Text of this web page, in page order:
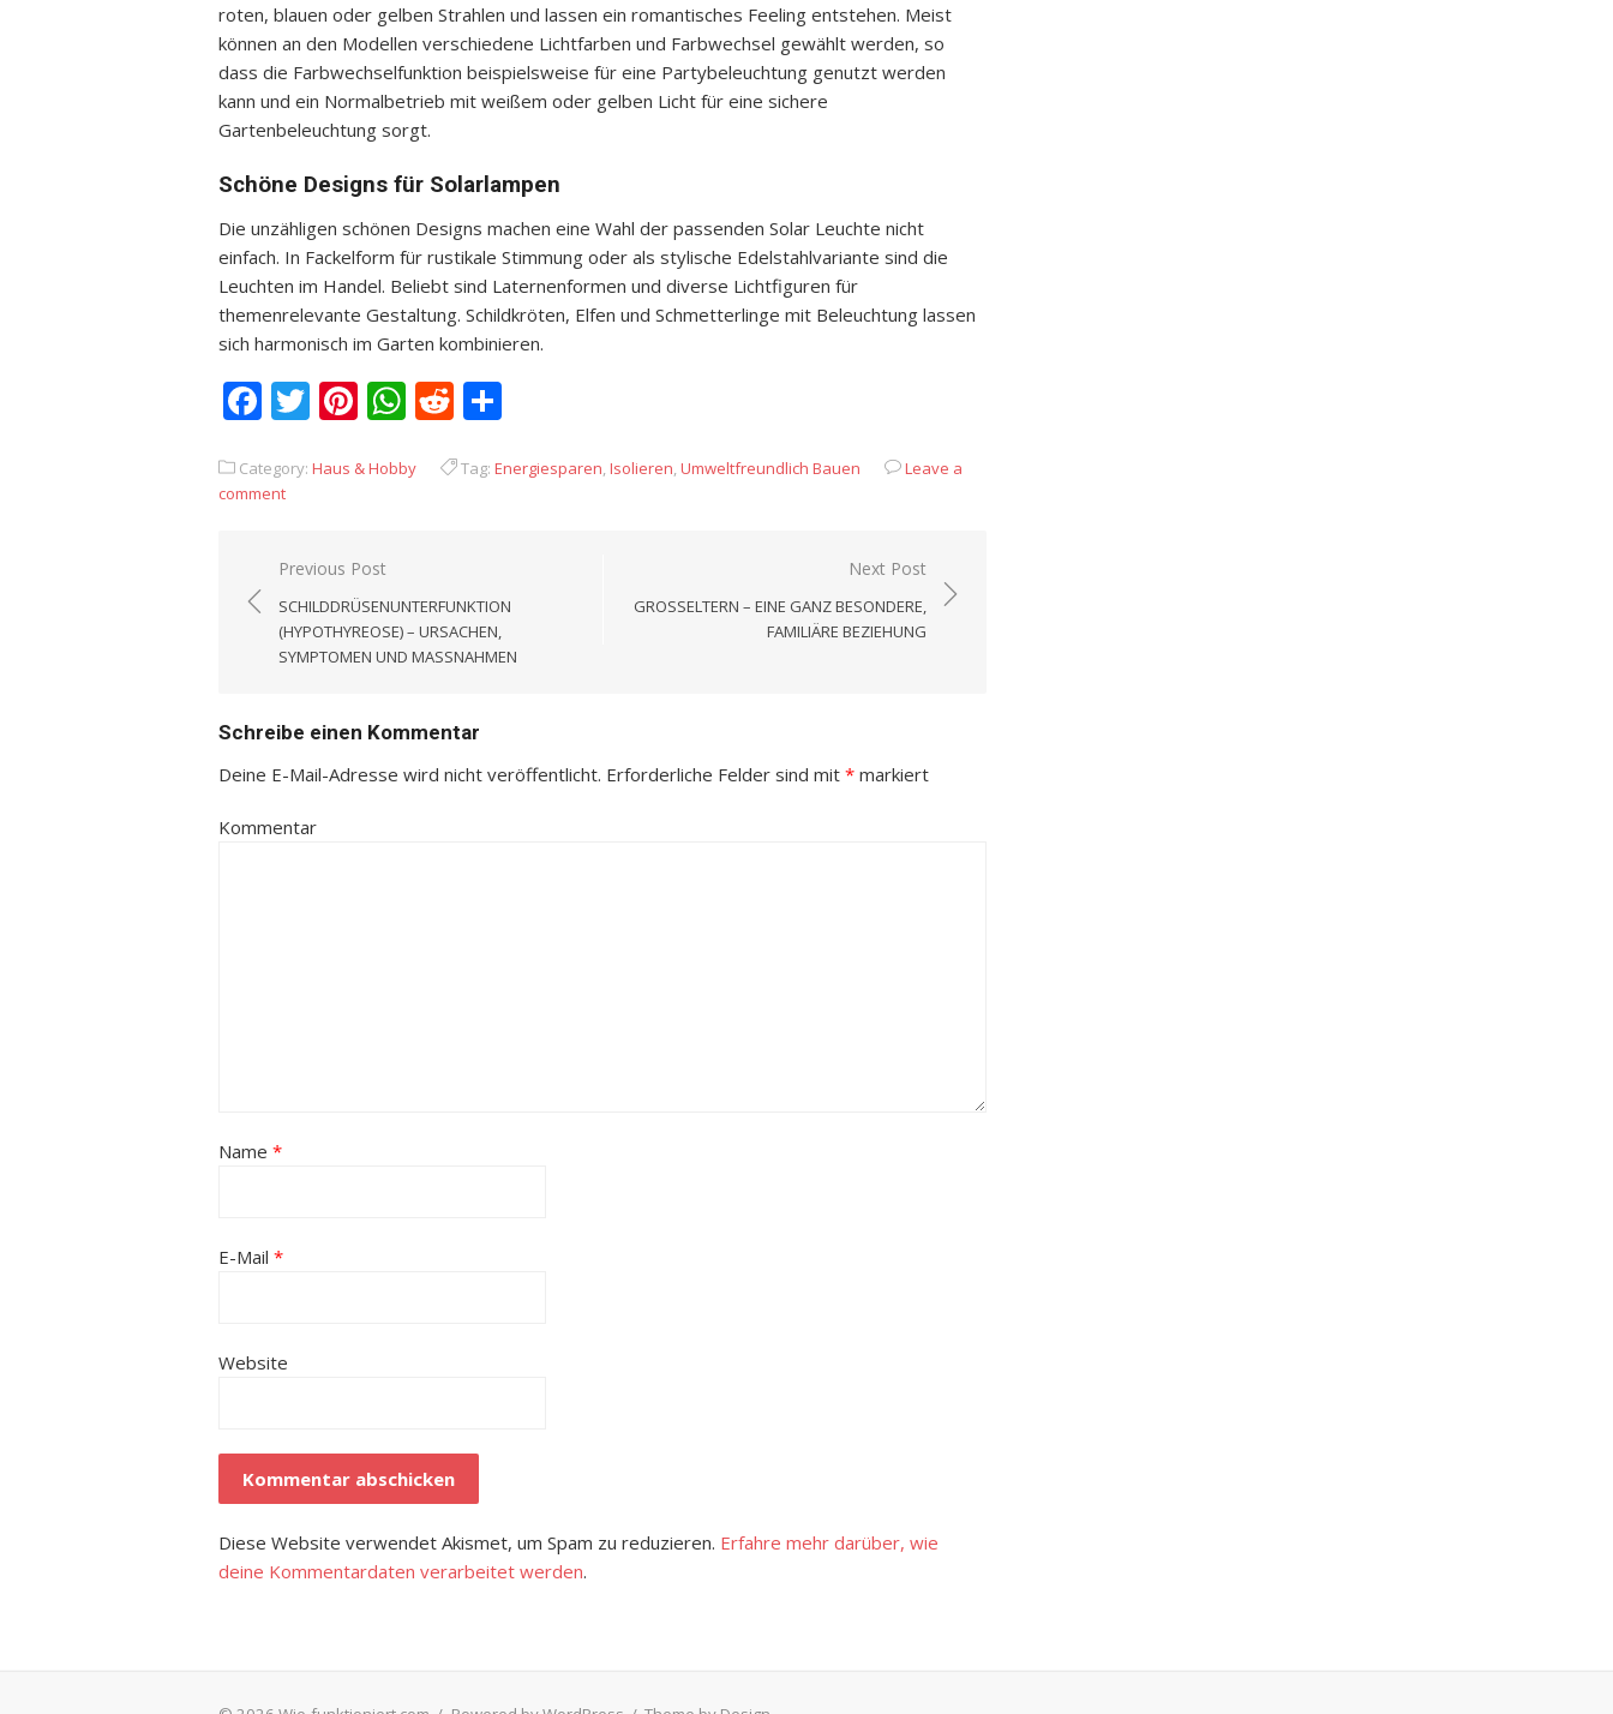
roten, blauen oder gelben Strahlen und lassen ein romantisches Feeling entstehen. Meist
können an den Modellen verschiedene Lichtfarben und Farbwechsel gewählt werden, so
dass die Farbwechselfunktion beispielsweise für eine Partybeleuchtung genutzt werden
kann und ein Normalbetrieb mit weißem oder gelben Licht für eine sichere
Gartenbeleuchtung sorgt.
Schöne Designs für Solarlampen
Die unzähligen schönen Designs machen eine Wahl der passenden Solar Leuchte nicht
einfach. In Fackelform für rustikale Stimmung oder als stylische Edelstahlvariante sind die
Leuchten im Handel. Beliebt sind Laternenformen und diverse Lichtfiguren für
themenrelevante Gestaltung. Schildkröten, Elfen und Schmetterlinge mit Beleuchtung lassen
sich harmonisch im Garten kombinieren.
Facebook
Twitter
Pinterest
WhatsApp
Reddit
Category: Haus & Hobby Tag: Energiesparen,Isolieren,Umweltfreundlich Bauen
Leave a
comment
Beitrags-
Navigation
Previous Post
SCHILDDRÜSENUNTERFUNKTION
(HYPOTHYREOSE) – URSACHEN,
SYMPTOMEN UND MASSNAHMEN
Next Post
GROSSELTERN – EINE GANZ BESONDERE, F
AMILIÄRE BEZIEHUNG
Schreibe einen Kommentar
Deine E-Mail-Adresse wird nicht veröffentlicht. Erforderliche Felder sind mit * markiert
Kommentar
Name *
E-Mail *
Website
Diese Website verwendet Akismet, um Spam zu reduzieren. Erfahre mehr darüber, wie
deine Kommentardaten verarbeitet werden.